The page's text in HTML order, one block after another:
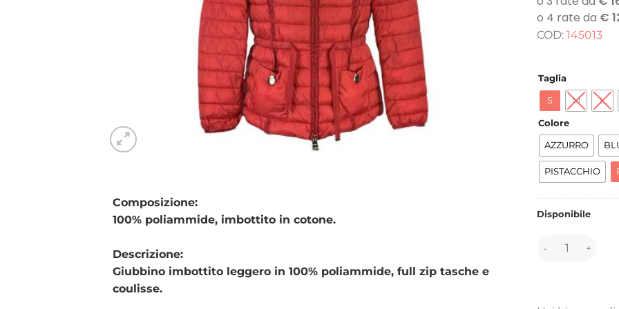
Composizione:
100% poliammide, imbottito in cotone.
Descrizione:
Giubbino imbottito leggero in 100% poliammide, full zip tasche e
coulisse.
COD: 145013
Taglia
S M L
Colore
AZZURRO
PISTACCHIO
Disponibile
145013 quantità